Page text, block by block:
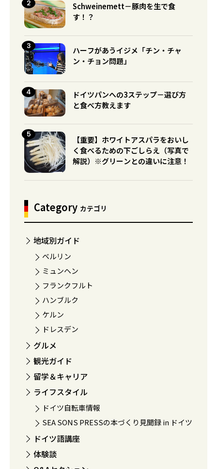
Schweinemett－豚肉を生で食
す！？
ハーフがあうイジメ「チン・チャ
ン・チョン問題」
ドイツパンへの3ステップ－選び方
と食べ方教えます
【重要】ホワイトアスパラをおいし
く食べるための下ごしらえ（写真で
解説）※グリーンとの違いに注意！
Category カテゴリ
地域別ガイド
ベルリン
ミュンヘン
フランクフルト
ハンブルク
ケルン
ドレスデン
グルメ
観光ガイド
留学＆キャリア
ライフスタイル
ドイツ自転車情報
SEA SONS PRESSの本づくり見聞録 in ドイツ
ドイツ語講座
体験談